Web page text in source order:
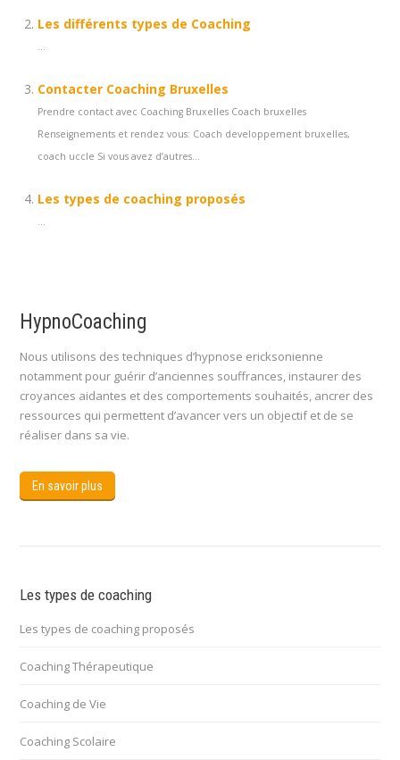
Les différents types de Coaching
...
Contacter Coaching Bruxelles
Prendre contact avec Coaching Bruxelles Coach bruxelles
Renseignements et rendez vous: Coach developpement bruxelles,
coach uccle Si vous avez d’autres...
Les types de coaching proposés
...
HypnoCoaching
Nous utilisons des techniques d’hypnose ericksonienne
notamment pour guérir d’anciennes souffrances, instaurer des
croyances aidantes et des comportements souhaités, ancrer des
ressources qui permettent d’avancer vers un objectif et de se
réaliser dans sa vie.
En savoir plus
Les types de coaching
Les types de coaching proposés
Coaching Thérapeutique
Coaching de Vie
Coaching Scolaire